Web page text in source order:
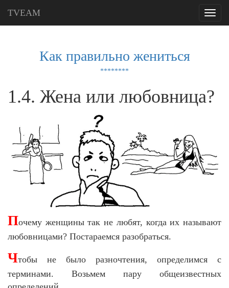
Toggle
TVEAM
Как правильно жениться
********
1.4. Жена или любовница?
Почему женщины так не любят, когда их называют
любовницами? Постараемся разобраться.
Чтобы не было разночтения, определимся с
терминами. Возьмем пару общеизвестных